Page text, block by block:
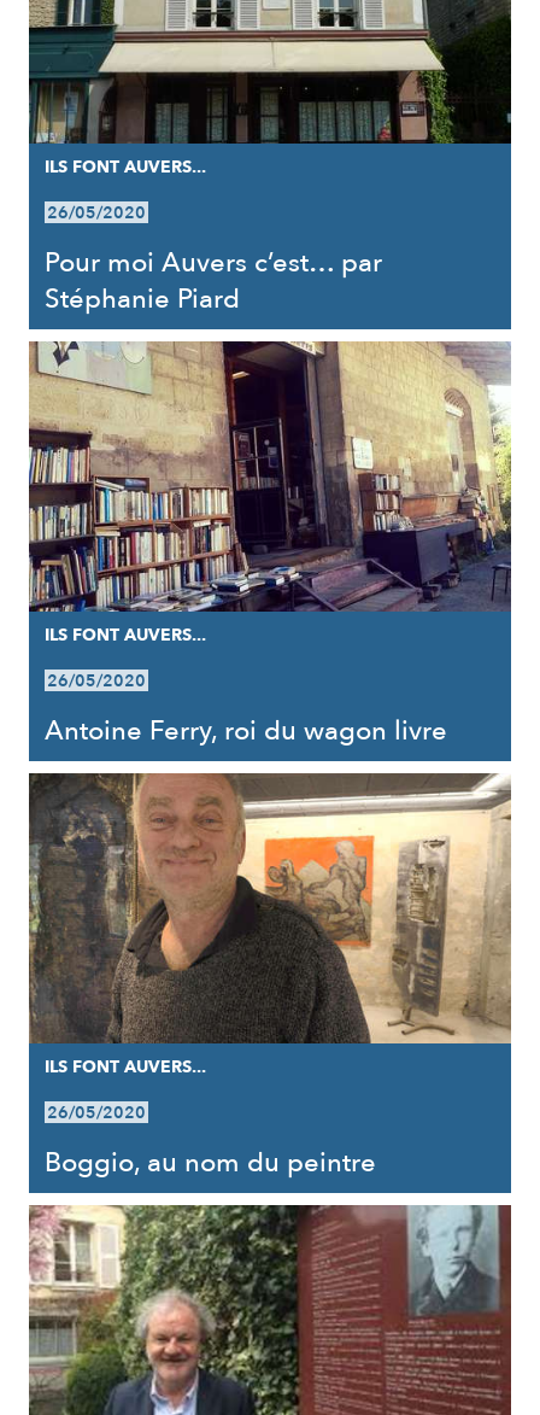
ILS FONT AUVERS...
26/05/2020
Pour moi Auvers c’est… par
Stéphanie Piard
ILS FONT AUVERS...
26/05/2020
Antoine Ferry, roi du wagon livre
ILS FONT AUVERS...
26/05/2020
Boggio, au nom du peintre